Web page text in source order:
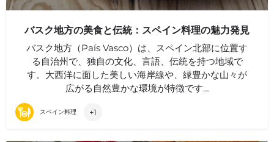
バスク地方の美食と伝統：スペイン料理の魅力発見
バスク地方（País Vasco）は、スペイン北部に位置す
る自治州で、独自の文化、言語、伝統を持つ地域で
す。大西洋に面した美しい海岸線や、緑豊かな山々が
広がる自然豊かな環境が特徴です…
スペイン料理 +1